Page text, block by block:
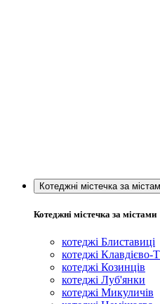
Котеджні містечка за
Котеджні містечка за містами
котеджі Блиставиці
котеджі Клавдієво-
котеджі Козинців
котеджі Луб'янки
котеджі Микуличів